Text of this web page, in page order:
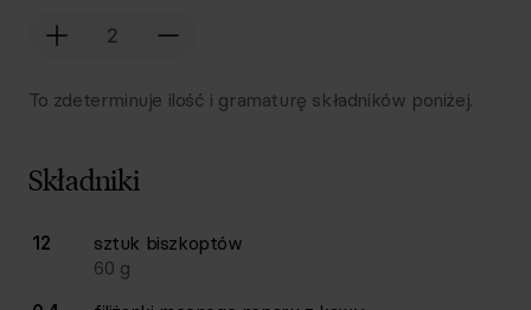
To zdeterminuje ilość i gramaturę składników poniżej.
Składniki
Lista składników przepisu z ilościami i wagami
Ilość Składnik
12 sztuk biszkoptów
60 g